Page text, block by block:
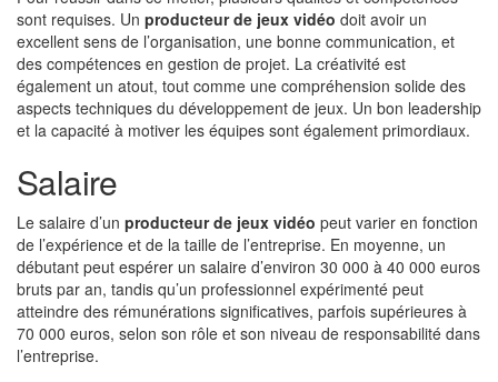
sont requises. Un producteur de jeux vidéo doit avoir un
excellent sens de l’organisation, une bonne communication, et
des compétences en gestion de projet. La créativité est
également un atout, tout comme une compréhension solide des
aspects techniques du développement de jeux. Un bon leadership
et la capacité à motiver les équipes sont également primordiaux.
Salaire
Le salaire d’un producteur de jeux vidéo peut varier en fonction
de l’expérience et de la taille de l’entreprise. En moyenne, un
débutant peut espérer un salaire d’environ 30 000 à 40 000 euros
bruts par an, tandis qu’un professionnel expérimenté peut
atteindre des rémunérations significatives, parfois supérieures à
70 000 euros, selon son rôle et son niveau de responsabilité dans
l’entreprise.